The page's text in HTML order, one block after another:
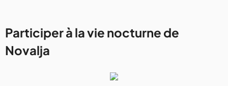
Participer à la vie nocturne de
Novalja